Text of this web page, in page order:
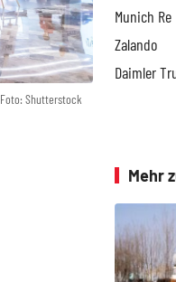
Foto: Shutterstock
Munich Re
Zalando
Daimler
Mehr